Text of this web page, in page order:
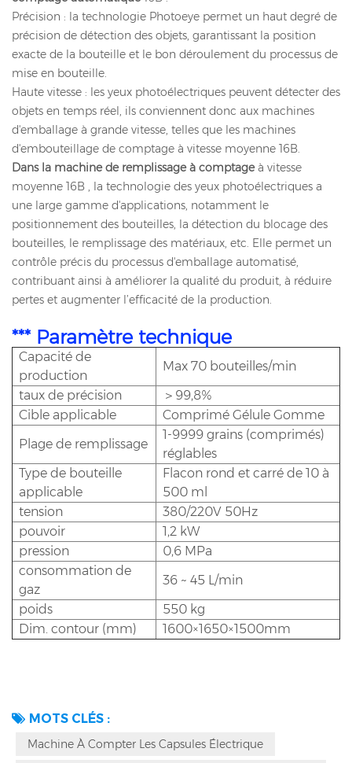
Précision : la technologie Photoeye permet un haut degré de
précision de détection des objets, garantissant la position
exacte de la bouteille et le bon déroulement du processus de
mise en bouteille.
Haute vitesse : les yeux photoélectriques peuvent détecter des
objets en temps réel, ils conviennent donc aux machines
d'emballage à grande vitesse, telles que les machines
d'embouteillage de comptage à vitesse moyenne 16B.
Dans la machine de remplissage à comptageà vitesse
moyenne 16B , la technologie des yeux photoélectriques a
une large gamme d'applications, notamment le
positionnement des bouteilles, la détection du blocage des
bouteilles, le remplissage des matériaux, etc. Elle permet un
contrôle précis du processus d'emballage automatisé,
contribuant ainsi à améliorer la qualité du produit, à réduire
pertes et augmenter l’efficacité de la production.
*** Paramètre technique
Capacité de
production
Max 70 bouteilles/min
taux de précision
＞99,8%
Cible applicable
Comprimé Gélule Gomme
Plage de remplissage
1-9999 grains (comprimés)
réglables
Type de bouteille
applicable
Flacon rond et carré de 10 à
500 ml
tension
380/220V 50Hz
pouvoir
1,2 kW
pression
0,6 MPa
consommation de
gaz
36 ~ 45 L/min
poids
550 kg
Dim. contour (mm)
1600×1650×1500mm
MOTS CLÉS :
Machine À Compter Les Capsules Électrique